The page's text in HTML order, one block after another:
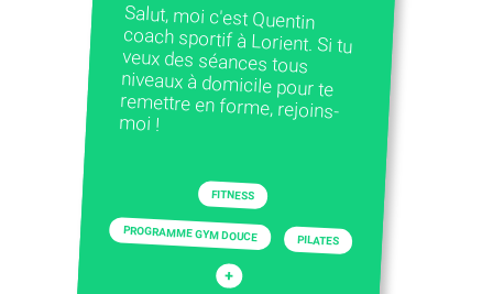
Salut, moi c'est Quentin
coach sportif à Lorient. Si tu
veux des séances tous
niveaux à domicile pour te
remettre en forme, rejoins-
moi !
FITNESS
PROGRAMME GYM DOUCE PILATES
+